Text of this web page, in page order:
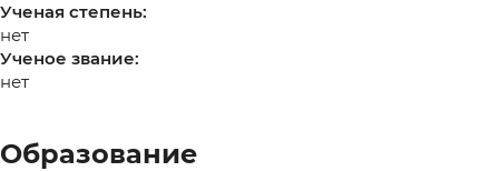
Ученая степень:
нет
Ученое звание:
нет
Образование